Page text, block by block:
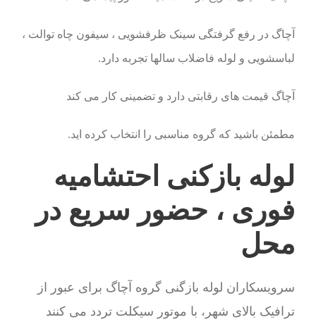
آچاگ در رفع گرفتگی سینک ظرفشویی ، سیفون چاه توالت ،
لباسشویی و لوله فاضلاب سالها تجربه دارد.
آچاگ قیمت های رقابتی دارد و تضمینی کار می کند
مطمئن باشید که گروه مناسبی را انتخاب کرده اید.
لوله بازکنی احتشامیه
فوری ، حضور سریع در
محل
سرویسکاران لوله بازگنی گروه آچاگ برای عبور از
ترافیک بالای شهر، با موتور سیکلت تردد می کنند